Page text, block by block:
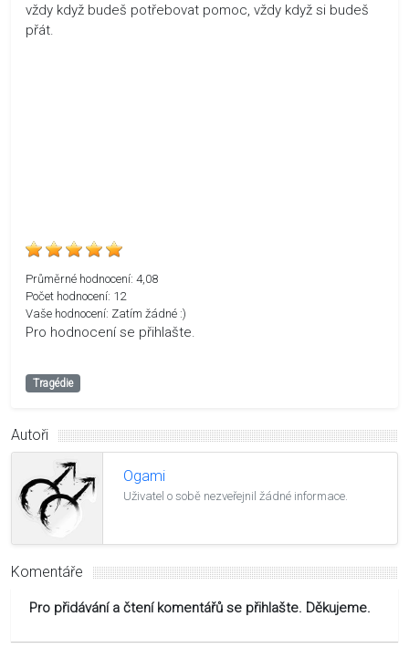
vždy když budeš potřebovat pomoc, vždy když si budeš
přát.
Průměrné hodnocení: 4,08
Počet hodnocení: 12
Vaše hodnocení: Zatím žádné :)
Pro hodnocení se přihlašte.
Tragédie
Autoři
Ogami
Uživatel o sobě nezveřejnil žádné informace.
Komentáře
Pro přidávání a čtení komentářů se přihlašte. Děkujeme.